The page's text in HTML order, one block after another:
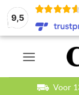
9,5
Ga